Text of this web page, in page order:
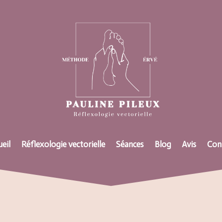
Réflexologie vectorielle Séances Blog Avis